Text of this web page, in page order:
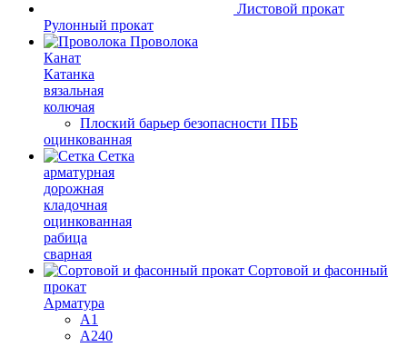
Листовой прокат
Рулонный прокат
Проволока
Канат
Катанка
вязальная
колючая
Плоский барьер безопасности ПББ
оцинкованная
Сетка
арматурная
дорожная
кладочная
оцинкованная
рабица
сварная
Сортовой и фасонный
прокат
Арматура
А1
А240